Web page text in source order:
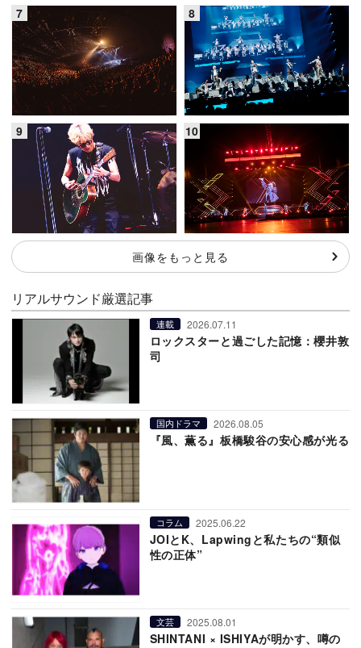
画像をもっと見る
リアルサウンド厳選記事
連載 2026.07.11
ロックスターと過ごした記憶：櫻井敦
司
国内ドラマ 2026.08.05
『風、薫る』板橋駿谷の安心感が光る
コラム 2025.06.22
JOIとK、Lapwingと私たちの“類似
性の正体”
文芸 2025.08.01
SHINTANI × ISHIYAが明かす、噂の